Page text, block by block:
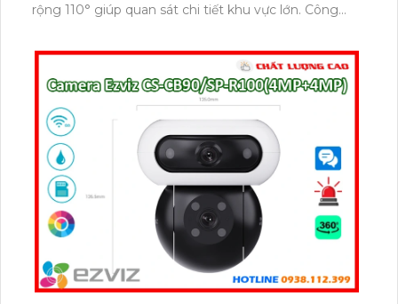
rộng 110° giúp quan sát chi tiết khu vực lớn. Công
Wi-Fi 6 băng tần kép đảm bảo truyền tải dữ liệu
nhanh và ổn định.